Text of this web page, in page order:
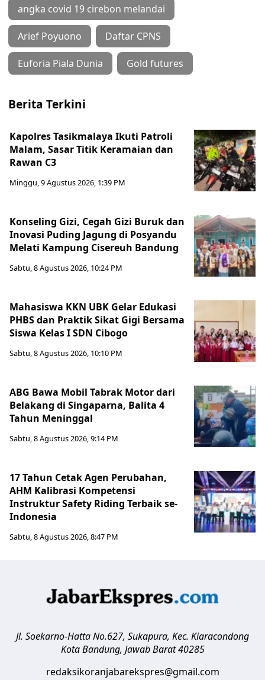
angka covid 19 cirebon melandai
Arief Poyuono Daftar CPNS
Euforia Piala Dunia Gold futures
Berita Terkini
Kapolres Tasikmalaya Ikuti Patroli
Malam, Sasar Titik Keramaian dan
Rawan C3
Minggu, 9 Agustus 2026, 1:39 PM
Konseling Gizi, Cegah Gizi Buruk dan
Inovasi Puding Jagung di Posyandu
Melati Kampung Cisereuh Bandung
Sabtu, 8 Agustus 2026, 10:24 PM
Mahasiswa KKN UBK Gelar Edukasi
PHBS dan Praktik Sikat Gigi Bersama
Siswa Kelas I SDN Cibogo
Sabtu, 8 Agustus 2026, 10:10 PM
ABG Bawa Mobil Tabrak Motor dari
Belakang di Singaparna, Balita 4
Tahun Meninggal
Sabtu, 8 Agustus 2026, 9:14 PM
17 Tahun Cetak Agen Perubahan,
AHM Kalibrasi Kompetensi
Instruktur Safety Riding Terbaik se-
Indonesia
Sabtu, 8 Agustus 2026, 8:47 PM
Jl. Soekarno-Hatta No.627, Sukapura, Kec. Kiaracondong
Kota Bandung, Jawab Barat 40285
redaksikoranjabarekspres@gmail.com